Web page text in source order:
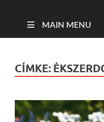
MAIN MENU
CÍMKE: